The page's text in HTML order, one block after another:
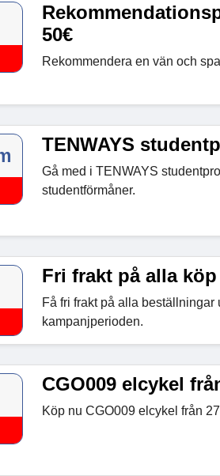
50€
Rekommendera en vän och
TENWAYS
Gå med i TENWAYS
studentförmåner.
Fri frakt på alla köp
Få fri frakt på alla beställningar
kampanjperioden.
CGO009 elcykel
Köp nu CGO009 elcykel från